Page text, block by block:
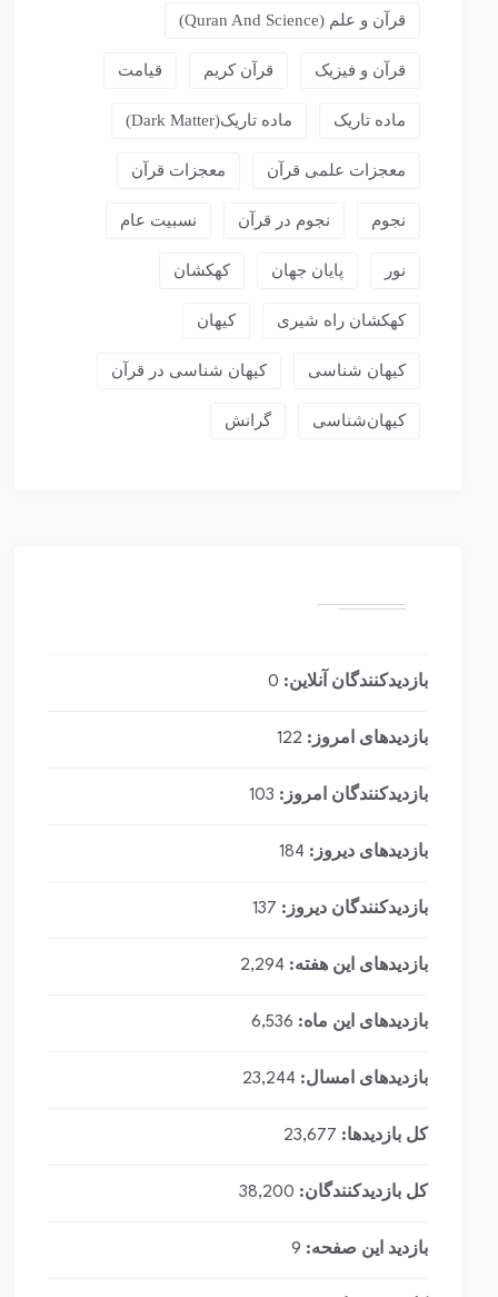
قرآن و علم (Quran And Science)
قرآن و فیزیک قرآن کریم قیامت
ماده تاریک ماده تاریک(dark Matter)
معجزات علمی قرآن معجزات قرآن
نجوم نجوم در قرآن نسبیت عام
نور پایان جهان کهکشان
کهکشان راه شیری کیهان
کیهان شناسی کیهان شناسی در قرآن
کیهان‌شناسی گرانش
بازدیدکنندگان آنلاین: 0
بازدیدهای امروز: 122
بازدیدکنندگان امروز: 103
بازدیدهای دیروز: 184
بازدیدکنندگان دیروز: 137
بازدیدهای این هفته: 2,294
بازدیدهای این ماه: 6,536
بازدیدهای امسال: 23,244
کل بازدیدها: 23,677
کل بازدیدکنند‌گان: 38,200
بازدید این صفحه: 9